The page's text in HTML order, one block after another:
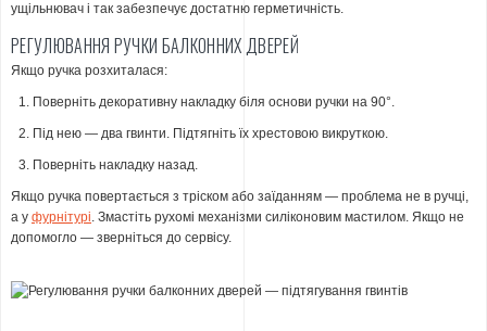
ущільнювач і так забезпечує достатню герметичність.
РЕГУЛЮВАННЯ РУЧКИ БАЛКОННИХ ДВЕРЕЙ
Якщо ручка розхиталася:
Поверніть декоративну накладку біля основи ручки на 90°.
Під нею — два гвинти. Підтягніть їх хрестовою викруткою.
Поверніть накладку назад.
Якщо ручка повертається з тріском або заїданням — проблема не в ручці,
а у фурнітурі. Змастіть рухомі механізми силіконовим мастилом. Якщо не
допомогло — зверніться до сервісу.